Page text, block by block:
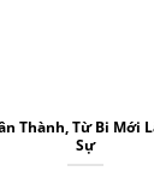
Thành, Từ Bi Mới
Sự